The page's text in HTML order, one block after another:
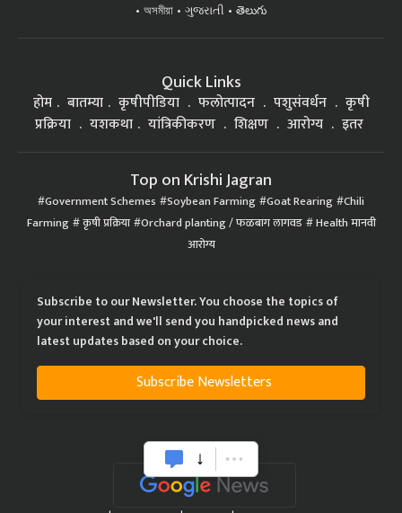
অসমীয়া
ગુજરાતી తెలుగు
Quick Links
होम बातम्या कृषीपीडिया फलोत्पादन पशुसंवर्धन
कृषी
प्रक्रिया
यशकथा यांत्रिकीकरण शिक्षण आरोग्य इतर
Top on Krishi Jagran
Government Schemes Soybean Farming Goat Rearing Chili
Farming कृषी प्रक्रिया Orchard planting / फळबाग लागवड Health मानवी
आरोग्य
Subscribe to our Newsletter. You choose the topics of
your interest and we'll send you handpicked news and
latest updates based on your choice.
Subscribe Newsletters